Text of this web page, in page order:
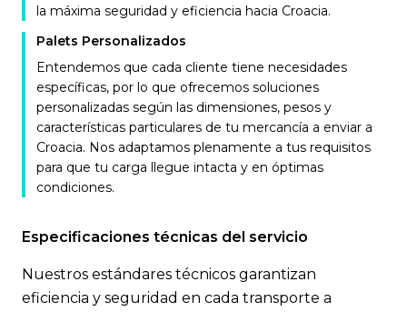
la máxima seguridad y eficiencia hacia Croacia.
Palets Personalizados
Entendemos que cada cliente tiene necesidades
específicas, por lo que ofrecemos soluciones
personalizadas según las dimensiones, pesos y
características particulares de tu mercancía a enviar a
Croacia. Nos adaptamos plenamente a tus requisitos
para que tu carga llegue intacta y en óptimas
condiciones.
Especificaciones técnicas del servicio
Nuestros estándares técnicos garantizan
eficiencia y seguridad en cada transporte a